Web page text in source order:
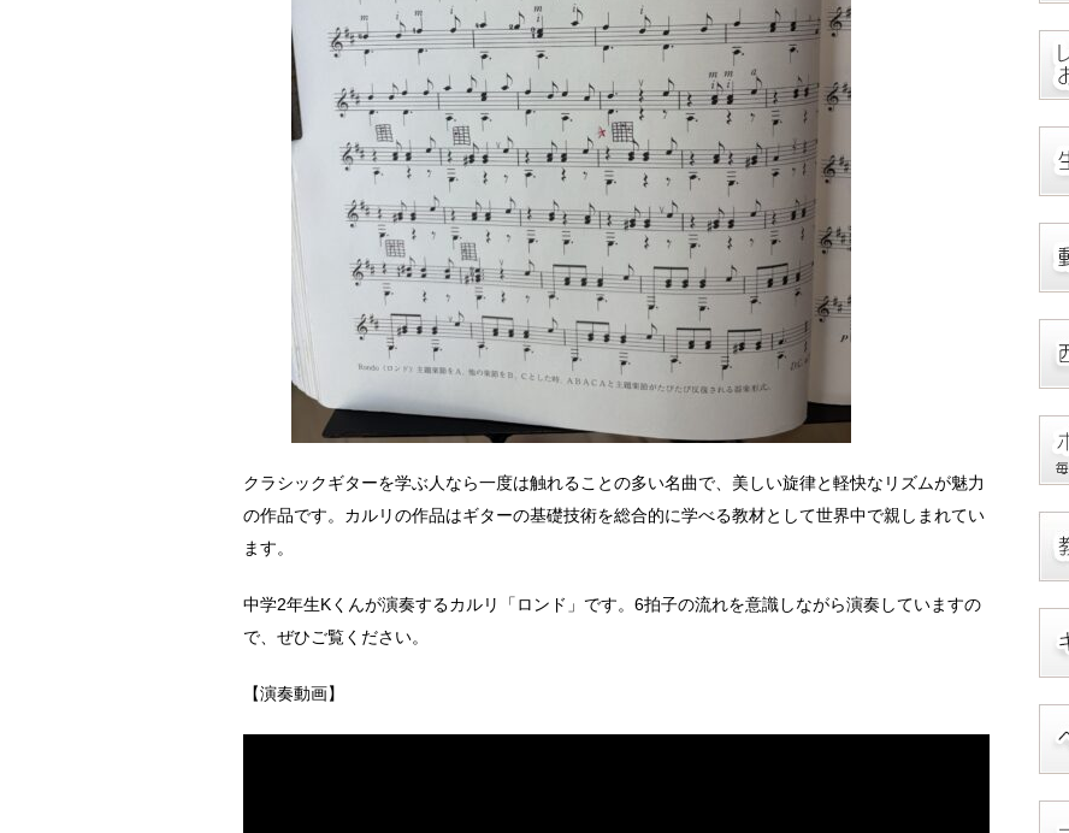
クラシックギターを学ぶ人なら一度は触れることの多い名曲で、美しい旋律と軽快なリズムが魅力
の作品です。カルリの作品はギターの基礎技術を総合的に学べる教材として世界中で親しまれてい
ます。
中学2年生Kくんが演奏するカルリ「ロンド」です。6拍子の流れを意識しながら演奏していますの
で、ぜひご覧ください。
【演奏動画】